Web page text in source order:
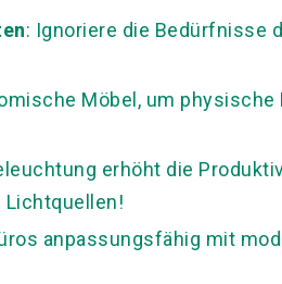
: Ignoriere die Bedürfnisse
Möbel, um
erhöht die
anpassungsfähig mit